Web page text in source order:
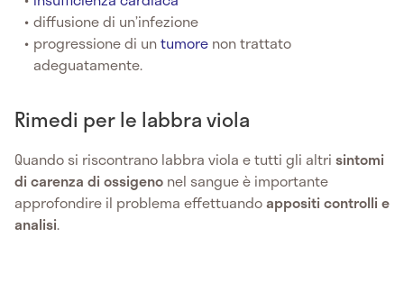
diffusione di un’infezione
progressione di untumore non trattato
adeguatamente.
Rimedi per le labbra viola
Quando si riscontrano labbra viola e tutti gli altri sintomi
di carenza di ossigeno nel sangue è importante
approfondire il problema effettuandoappositi controlli e
analisi.